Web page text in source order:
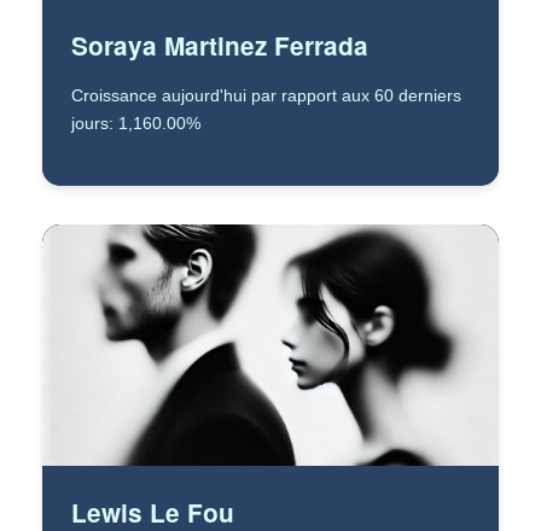
Soraya Martinez Ferrada
Croissance aujourd'hui par rapport aux 60 derniers
jours: 1,160.00%
Lewis Le Fou